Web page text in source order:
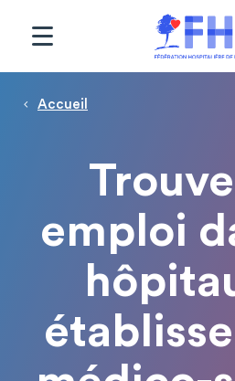
Page
Fil d'Ariane
Accueil
emploi
Panneau de gestion des